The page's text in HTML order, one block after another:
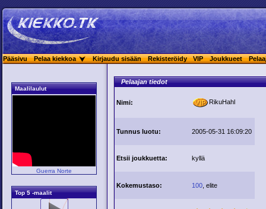
Pääsivu Pelaa kiekkoa Kirjaudu sisään Rekisteröidy VIP Joukkueet
Maalilaulut
Guerra Norte
Top 5 -maalit
Pelaajan tiedot
Nimi: RikuHahl
Tunnus luotu: 2005-05-31 16:09:20
Etsii joukkuetta: kyllä
Kokemustaso: 100 , elite